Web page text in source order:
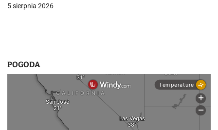
i
5 sierpnia 2026
POGODA